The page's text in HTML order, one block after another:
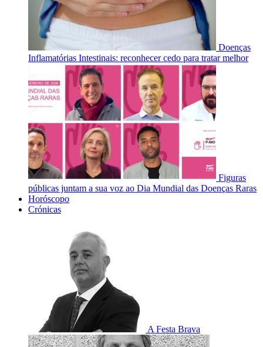
Doenças
Inflamatórias Intestinais: reconhecer cedo para tratar melhor
Figuras
públicas juntam a sua voz ao Dia Mundial das Doenças Raras
Horóscopo
Crónicas
A Festa Brava